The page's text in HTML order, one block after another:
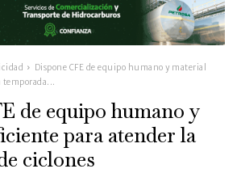
Dispone CFE de equipo humano y material
de equipo humano y
para atender la
ciclones